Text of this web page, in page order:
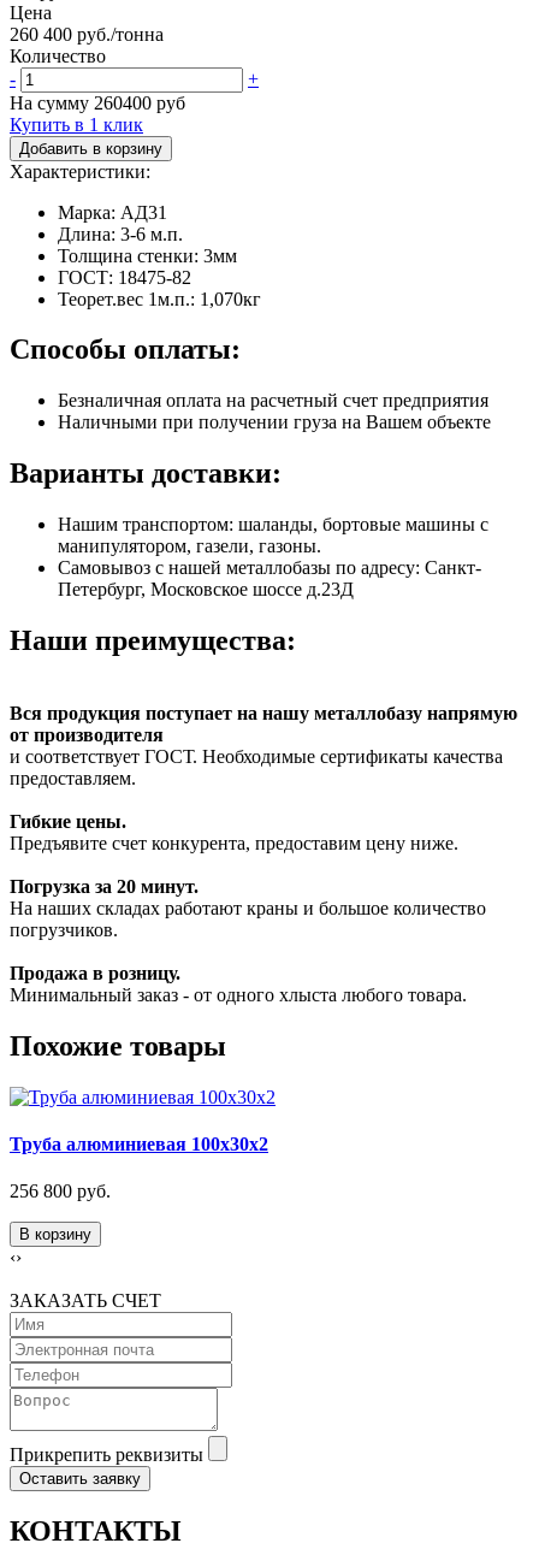
Цена
260 400 руб./тонна
Количество
-
+
На сумму 260400 руб
Купить в 1 клик
Добавить в корзину
Характеристики:
Марка: АД31
Длина: 3-6 м.п.
Толщина стенки: 3мм
ГОСТ: 18475-82
Теорет.вес 1м.п.: 1,070кг
Способы оплаты:
Безналичная оплата на расчетный счет предприятия
Наличными при получении груза на Вашем объекте
Варианты доставки:
Нашим транспортом: шаланды, бортовые машины с
манипулятором, газели, газоны.
Самовывоз с нашей металлобазы по адресу: Санкт-
Петербург, Московское шоссе д.23Д
Наши преимущества:
Вся продукция поступает на нашу металлобазу напрямую
от производителя
и соответствует ГОСТ. Необходимые сертификаты качества
предоставляем.
Гибкие цены.
Предъявите счет конкурента, предоставим цену ниже.
Погрузка за 20 минут.
На наших складах работают краны и большое количество
погрузчиков.
Продажа в розницу.
Минимальный заказ - от одного хлыста любого товара.
Похожие товары
Труба алюминиевая 100х30х2
256 800 руб.
В корзину
‹›
ЗАКАЗАТЬ СЧЕТ
Прикрепить реквизиты
Оставить заявку
КОНТАКТЫ